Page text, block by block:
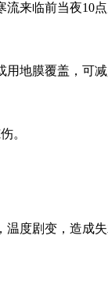
来临前当夜10
地膜覆盖，可
。
度剧变，造成失